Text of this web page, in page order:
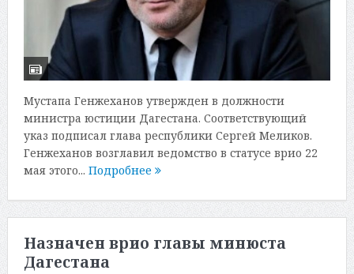
Мустапа Генжеханов утвержден в должности
министра юстиции Дагестана. Соответствующий
указ подписал глава республики Сергей Меликов.
Генжеханов возглавил ведомство в статусе врио 22
мая этого... Подробнее
Назначен врио главы минюста
Дагестана